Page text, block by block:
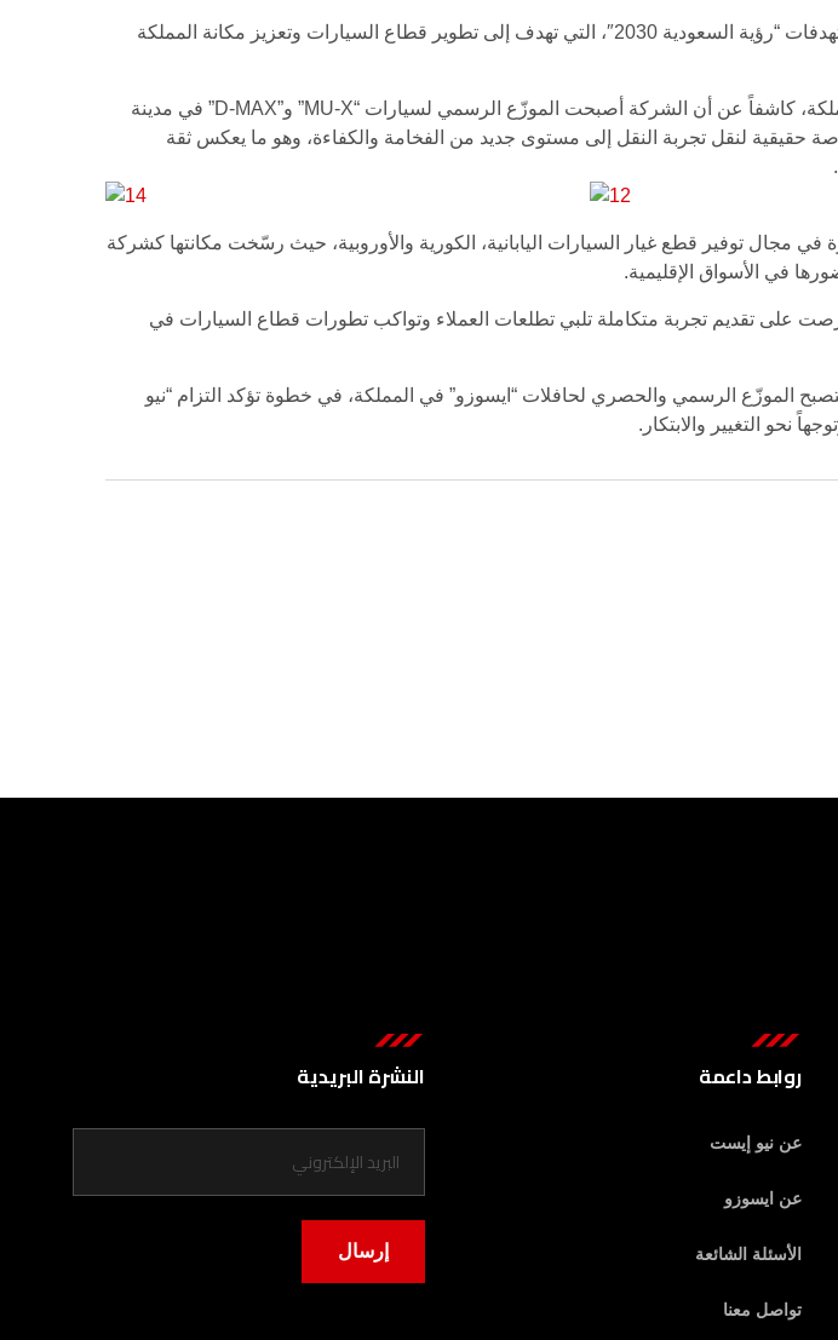
وأشار أهلي إلى أن هذا التوسع يأتي ضمن توجه الشركة للمساهمة الفاعلة في تحقيق مستهدفات “رؤية السعودية 2030″، التي تهدف إلى تطوير قطاع السيارات وتعزيز مكانة المملكة
وفي سياق متصل، أعلن أهلي عن توسّع “نيو إيست” في تمثيل منتجات “ايسوزو” داخل المملكة، كاشفاً عن أن الشركة أصبحت الموزّع الرسمي لسيارات “MU-X” و”D-MAX” في مدينة
حقيقية لنقل تجربة النقل إلى مستوى جديد من الفخامة والكفاءة، وهو ما يعكس ثقة
ومنذ تأسيسها في عام 1992، حققت نجاحات بارزة في مجال توفير قطع غيار السيارات اليابانية، الكورية والأوروبية، حيث رسّخت مكانتها كشركة
في الأسواق الإقليمية.
مسيرتها في التميز، وحرصت على تقديم تجربة متكاملة تلبي تطلعات العملاء وتواكب تطورات قطاع السيارات في
لتصبح الموزّع الرسمي والحصري لحافلات “ايسوزو” في المملكة، في خطوة تؤكد التزام “نيو
نحو التغيير والابتكار.
النشرة البريدية
إرسال
روابط داعمة
عن نيو إيست
عن ايسوزو
الأسئلة الشائعة
تواصل معنا